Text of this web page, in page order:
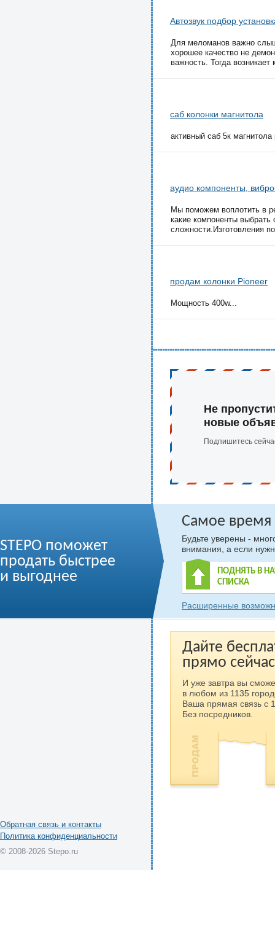
Автозвук подбор
Для меломанов важно
хорошее качество не
важность. Тогда возникает
саб колонки магнитола
активный саб 5к
аудио компоненты,
Мы поможем воплотить в
какие компоненты
сложности.Изготовления
продам колонки Pioneer
Мощность 400w...
Не
новые
Подпишитесь
STEPO поможет
продать быстрее
и выгоднее
Самое время
Будьте уверены -
внимания, а если
ПОДНЯТЬ В
СПИСКА
Расширенные
Дайте
прямо
И уже завтра вы
в любом из 1135
Ваша прямая связь с
Без посредников.
Обратная связь и контакты
Политика конфиденциальности
© 2008-2026 Stepo.ru